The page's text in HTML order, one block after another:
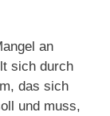
an
sich durch
das sich
und muss,